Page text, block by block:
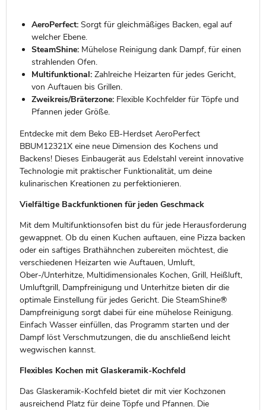
AeroPerfect:Sorgt für gleichmäßiges Backen, egal auf
welcher Ebene.
SteamShine:Mühelose Reinigung dank Dampf, für einen
strahlenden Ofen.
Multifunktional:Zahlreiche Heizarten für jedes Gericht,
von Auftauen bis Grillen.
Zweikreis/Bräterzone:Flexible Kochfelder für Töpfe und
Pfannen jeder Größe.
Entdecke mit dem Beko EB-Herdset AeroPerfect
BBUM12321X eine neue Dimension des Kochens und
Backens! Dieses Einbaugerät aus Edelstahl vereint innovative
Technologie mit praktischer Funktionalität, um deine
kulinarischen Kreationen zu perfektionieren.
Vielfältige Backfunktionen für jeden Geschmack
Mit dem Multifunktionsofen bist du für jede Herausforderung
gewappnet. Ob du einen Kuchen auftauen, eine Pizza backen
oder ein saftiges Brathähnchen zubereiten möchtest, die
verschiedenen Heizarten wie Auftauen, Umluft,
Ober-/Unterhitze, Multidimensionales Kochen, Grill, Heißluft,
Umluftgrill, Dampfreinigung und Unterhitze bieten dir die
optimale Einstellung für jedes Gericht. Die SteamShine®
Dampfreinigung sorgt dabei für eine mühelose Reinigung.
Einfach Wasser einfüllen, das Programm starten und der
Dampf löst Verschmutzungen, die du anschließend leicht
wegwischen kannst.
Flexibles Kochen mit Glaskeramik-Kochfeld
Das Glaskeramik-Kochfeld bietet dir mit vier Kochzonen
ausreichend Platz für deine Töpfe und Pfannen. Die